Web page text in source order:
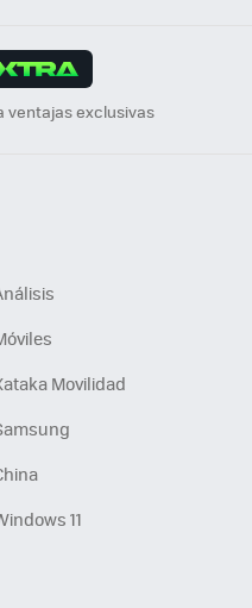
ventajas exclusivas
Movilidad
11